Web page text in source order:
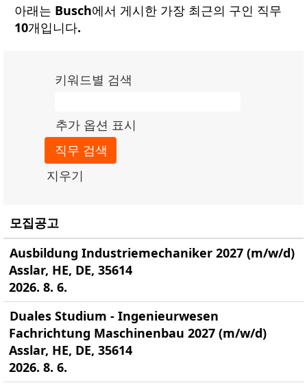
아래는 Busch에서 게시한 가장 최근의 구인 직무
10개입니다.
키워드별 검색
추가 옵션 표시
지우기
모집공고
Ausbildung Industriemechaniker 2027 (m/w/d)
Asslar, HE, DE, 35614
2026. 8. 6.
Duales Studium - Ingenieurwesen
Fachrichtung Maschinenbau 2027 (m/w/d)
Asslar, HE, DE, 35614
2026. 8. 6.